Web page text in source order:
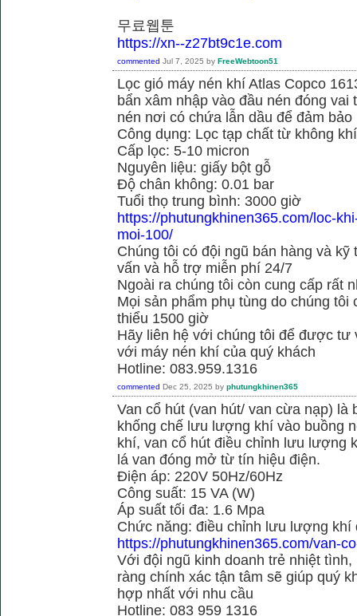
무료웹툰
https://xn--z27bt9c1e.com
commented Jul 7, 2025 by FreeWebtoon51
Lọc gió máy nén khí Atlas Copco
bẩn xâm nhập vào đầu nén đóng
nén nơi có chứa lẫn dầu để đảm
Công dụng: Lọc tạp chất từ không
Cấp lọc: 5-10 micron
Nguyên liệu: giấy bột gỗ
Độ chân không: 0.01 bar
Tuổi thọ trung bình: 3000 giờ
https://phutungkhinen365.com/loc-
moi-100/
Chúng tôi có đội ngũ bán hàng và
vấn và hỗ trợ miễn phí 24/7
Ngoài ra chúng tôi còn cung cấp rất
Mọi sản phẩm phụ tùng do chúng
thiểu 1500 giờ
Hãy liên hệ với chúng tôi để được tư
với máy nén khí của quý khách
Hotline: 083.959.1316
commented Dec 25, 2025 by phutungkhinen365
Van cổ hút (van hút/ van cừa nạp) là
khống chế lưu lượng khí vào buồng
khí, van cổ hút điều chỉnh lưu lượng
lá van đóng mở từ tín hiệu điện.
Điện áp: 220V 50Hz/60Hz
Công suất: 15 VA (W)
Áp suất tối đa: 1.6 Mpa
Chức năng: điều chỉnh lưu lượng khí
https://phutungkhinen365.com/van-
Với đội ngũ kinh doanh trẻ nhiệt
ràng chính xác tận tâm sẽ giúp quý
hợp nhất với nhu cầu
Hotline: 083 959 1316